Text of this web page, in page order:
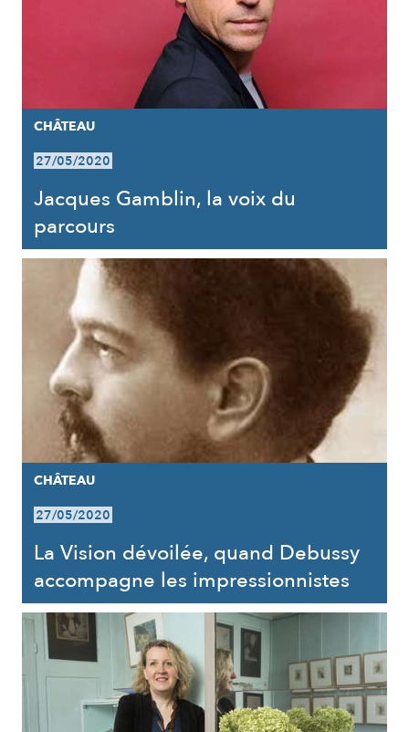
CHÂTEAU
27/05/2020
Jacques Gamblin, la voix du
parcours
CHÂTEAU
27/05/2020
La Vision dévoilée, quand Debussy
accompagne les impressionnistes